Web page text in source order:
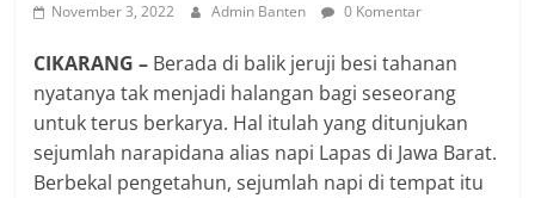
November 3, 2022 Admin Banten 0 Komentar
CIKARANG – Berada di balik jeruji besi tahanan
nyatanya tak menjadi halangan bagi seseorang
untuk terus berkarya. Hal itulah yang ditunjukan
sejumlah narapidana alias napi Lapas di Jawa Barat.
Berbekal pengetahun, sejumlah napi di tempat itu